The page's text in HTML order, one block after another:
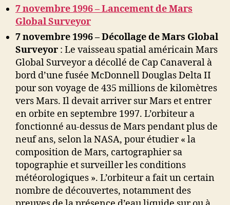
7 novembre 1996 – Lancement de Mars
Global Surveyor
7 novembre 1996 – Décollage de Mars Global
Surveyor : Le vaisseau spatial américain Mars
Global Surveyor a décollé de Cap Canaveral à
bord d’une fusée McDonnell Douglas Delta II
pour son voyage de 435 millions de kilomètres
vers Mars. Il devait arriver sur Mars et entrer
en orbite en septembre 1997. L’orbiteur a
fonctionné au-dessus de Mars pendant plus de
neuf ans, selon la NASA, pour étudier « la
composition de Mars, cartographier sa
topographie et surveiller les conditions
météorologiques ». L’orbiteur a fait un certain
nombre de découvertes, notamment des